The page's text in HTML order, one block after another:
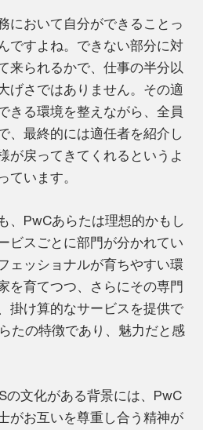
おいて自分ができることっ
ですよね。できない部分に対
来られるかで、仕事の半分以
げさではありません。その適
きる環境を整えながら、全員
、最終的には適任者を紹介し
が戻ってきてくれるというよ
ています。
、PwCあらたは理想的かもし
ビスごとに部門が分かれてい
ェッショナルが育ちやすい環
を育てつつ、さらにその専門
掛け算的なサービスを提供で
たの特徴であり、魅力だと感
文化がある背景には、PwC
がお互いを尊重し合う精神が